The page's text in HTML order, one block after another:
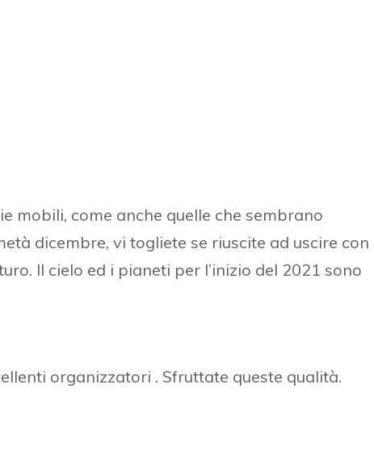
mobili, come anche quelle che sembrano
dicembre, vi togliete se riuscite ad uscire con
Il cielo ed i pianeti per l’inizio del 2021 sono
organizzatori . Sfruttate queste qualità.